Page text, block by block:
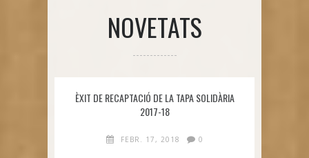
NOVETATS
ÈXIT DE RECAPTACIÓ DE LA TAPA SOLIDÀRIA
2017-18
FEBR. 17, 2018 0